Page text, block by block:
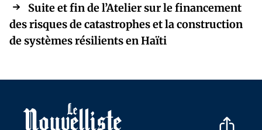
Suite et fin de l’Atelier sur le financement
des risques de catastrophes et la construction
de systèmes résilients en Haïti